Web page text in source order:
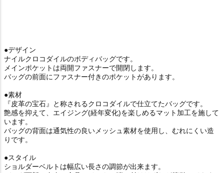
●デザイン
ナイルクロコダイルのボディバッグです。
メインポケットは両開ファスナーで開閉します。
バッグの前面にファスナー付きのポケットがあります。
●素材
『皮革の宝石』と称されるクロコダイルで仕立てたバッグです。
艶感を抑えて、エイジング(経年変化)を楽しめるマット加工を施して
います。
バッグの背面は通気性の良いメッシュ素材を使用し、むれにくい造
りです。
●スタイル
ショルダーベルトは幅広い長さの調節が出来ます。